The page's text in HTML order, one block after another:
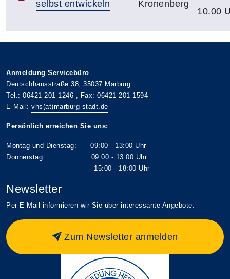
selbst entwickeln Kronenberg
10.00
Anmeldung Servicebüro
Deutschhausstraße 38, 35037 Marburg
Tel.: 06421 201-1246 , Fax: 06421 201-1594
E-Mail: vhs(at)marburg-stadt.de
Persönlich erreichen Sie uns:
Montag und Dienstag: 09:00 - 13:00 Uhr
Donnerstag: 09:00 - 13:00 Uhr
15:00 - 18:00 Uhr
Newsletter
Per E-Mail informieren wir Sie über interessante Angebote.
Zum Newsletter anmelden